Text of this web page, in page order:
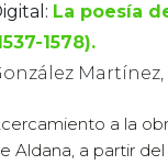
La poesía
1578).
a la
Aldana, a partir